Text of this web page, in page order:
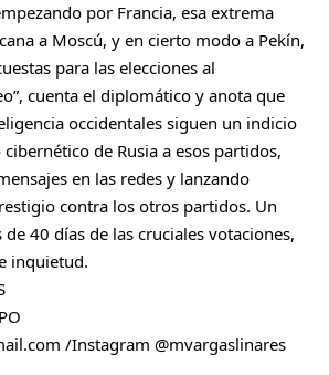
por Francia, esa extrema
a Moscú, y en cierto modo a Pekín,
para las elecciones al
cuenta el diplomático y anota que
occidentales siguen un indicio
de Rusia a esos partidos,
en las redes y lanzando
contra los otros partidos. Un
40 días de las cruciales votaciones,
inquietud.
/Instagram @mvargaslinares